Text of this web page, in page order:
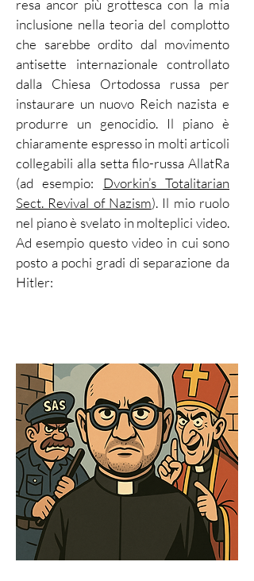
resa ancor più grottesca con la mia
inclusione nella teoria del complotto
che sarebbe ordito dal movimento
antisette internazionale controllato
dalla Chiesa Ortodossa russa per
instaurare un nuovo Reich nazista e
produrre un genocidio. Il piano è
chiaramente espresso in molti articoli
collegabili alla setta filo-russa AllatRa
(ad esempio: Dvorkin’s Totalitarian
Sect. Revival of Nazism). Il mio ruolo
nel piano è svelato in molteplici video.
Ad esempio questo video in cui sono
posto a pochi gradi di separazione da
Hitler: